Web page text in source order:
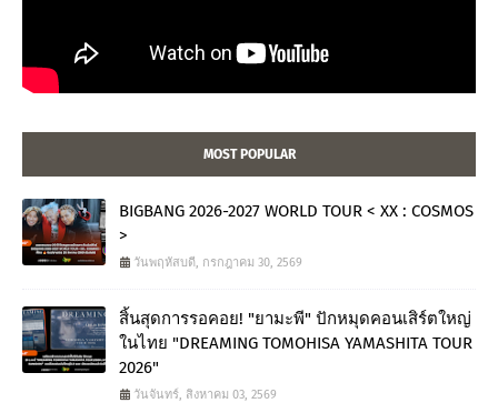
MOST POPULAR
BIGBANG 2026-2027 WORLD TOUR < XX : COSMOS
>
วันพฤหัสบดี, กรกฎาคม 30, 2569
สิ้นสุดการรอคอย! "ยามะพี" ปักหมุดคอนเสิร์ตใหญ่
ในไทย "DREAMING TOMOHISA YAMASHITA TOUR
2026"
วันจันทร์, สิงหาคม 03, 2569